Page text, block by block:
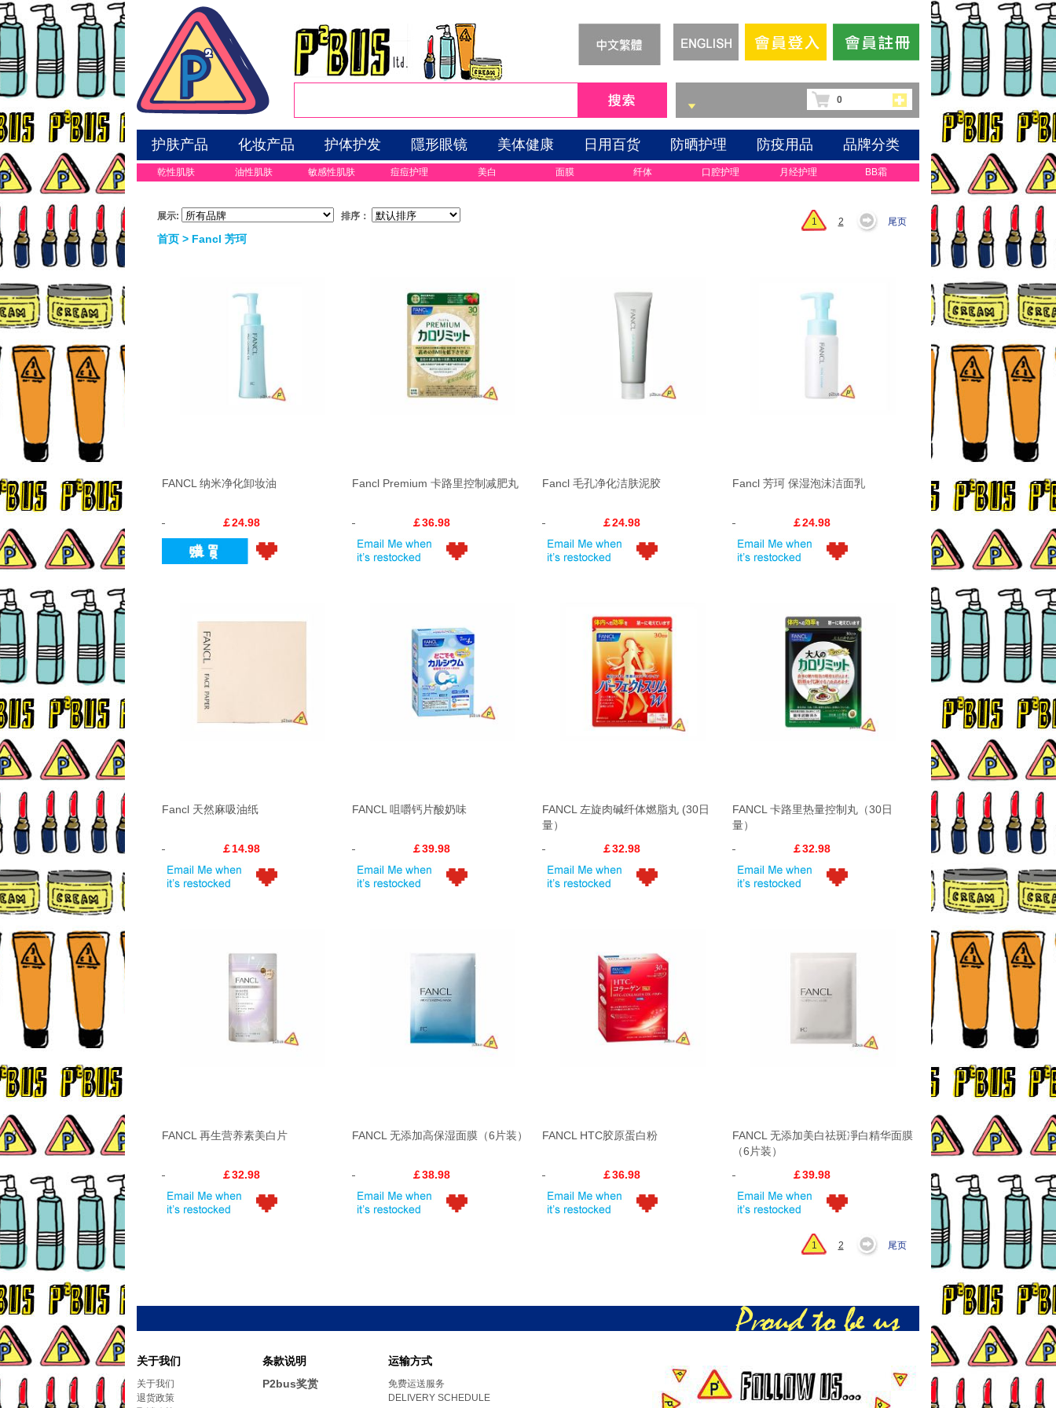
0
护肤产品 化妆产品 护体护发 隱形眼镜 美体健康 日用百货 防晒护理 防疫用品 品牌分类
乾性肌肤 油性肌肤 敏感性肌肤 痘痘护理 美白 面膜 纤体 口腔护理 月经护理 BB霜
1 2 尾页
展示: 排序：
首页 > Fancl 芳珂
FANCL 纳米净化卸妆油
￡24.98
Fancl Premium 卡路里控制减肥丸
￡36.98
Fancl 毛孔净化洁肤泥胶
￡24.98
Fancl 芳珂 保湿泡沫洁面乳
￡24.98
Fancl 天然麻吸油纸
￡14.98
FANCL 咀嚼钙片酸奶味
￡39.98
FANCL 左旋肉碱纤体燃脂丸 (30日
量）
￡32.98
FANCL 卡路里热量控制丸（30日
量）
￡32.98
FANCL 再生营养素美白片
￡32.98
FANCL 无添加高保湿面膜（6片装）
￡38.98
FANCL HTC胶原蛋白粉
￡36.98
FANCL 无添加美白祛斑凈白精华面膜
（6片装）
￡39.98
1 2 尾页
关于我们
关于我们
退货政策
条款说明
P2bus奖赏
运输方式
免费运送服务
DELIVERY SCHEDULE